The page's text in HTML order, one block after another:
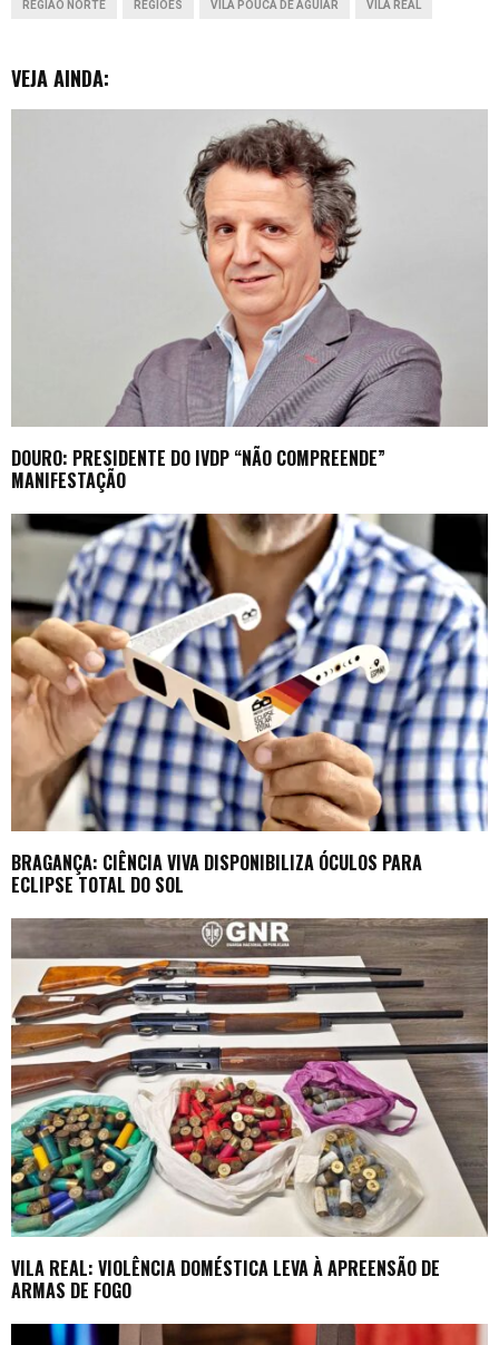
REGIÃO NORTE REGIÕES VILA POUCA DE AGUIAR VILA REAL
VEJA AINDA:
DOURO: PRESIDENTE DO IVDP “NÃO COMPREENDE”
MANIFESTAÇÃO
BRAGANÇA: CIÊNCIA VIVA DISPONIBILIZA ÓCULOS PARA
ECLIPSE TOTAL DO SOL
VILA REAL: VIOLÊNCIA DOMÉSTICA LEVA À APREENSÃO DE
ARMAS DE FOGO